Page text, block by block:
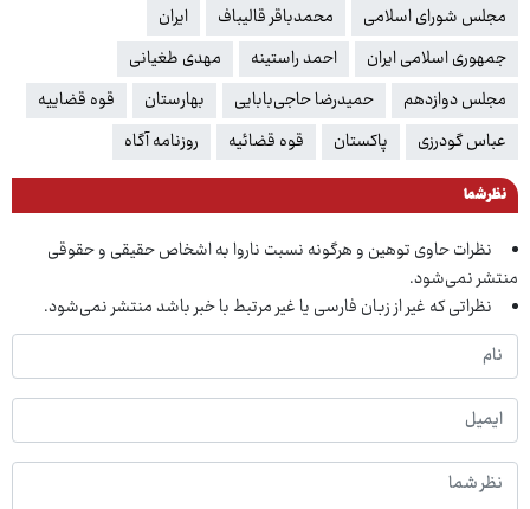
مجلس شورای اسلامی محمدباقر قالیباف
ایران
جمهوری اسلامی ایران
احمد راستینه
مهدی طغیانی
مجلس دوازدهم
حمیدرضا حاجی‌بابایی بهارستان
قوه قضاییه
عباس گودرزی
پاکستان قوه قضائیه روزنامه آگاه
نظر شما
نظرات حاوی توهین و هرگونه نسبت ناروا به اشخاص حقیقی و حقوقی
منتشر نمی‌شود.
نظراتی که غیر از زبان فارسی یا غیر مرتبط با خبر باشد منتشر نمی‌شود.